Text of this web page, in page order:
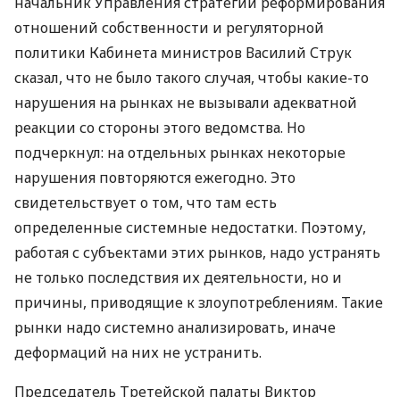
отношений собственности и регуляторной
политики Кабинета министров Василий Струк
сказал, что не было такого случая, чтобы какие-то
нарушения на рынках не вызывали адекватной
реакции со стороны этого ведомства. Но
подчеркнул: на отдельных рынках некоторые
нарушения повторяются ежегодно. Это
свидетельствует о том, что там есть
определенные системные недостатки. Поэтому,
работая с субъектами этих рынков, надо устранять
не только последствия их деятельности, но и
причины, приводящие к злоупотреблениям. Такие
рынки надо системно анализировать, иначе
деформаций на них не устранить.
Председатель Третейской палаты Виктор